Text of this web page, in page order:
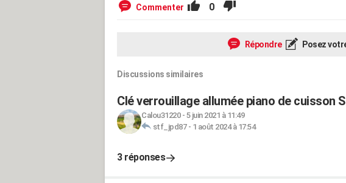
Commenter 0
Répondre Posez
Discussions similaires
Clé verrouillage allumée piano de cuisson
Calou31220- 5 juin 2021 à 11:49
stf_jpd87- 1 août 2024 à 17:54
3 réponses